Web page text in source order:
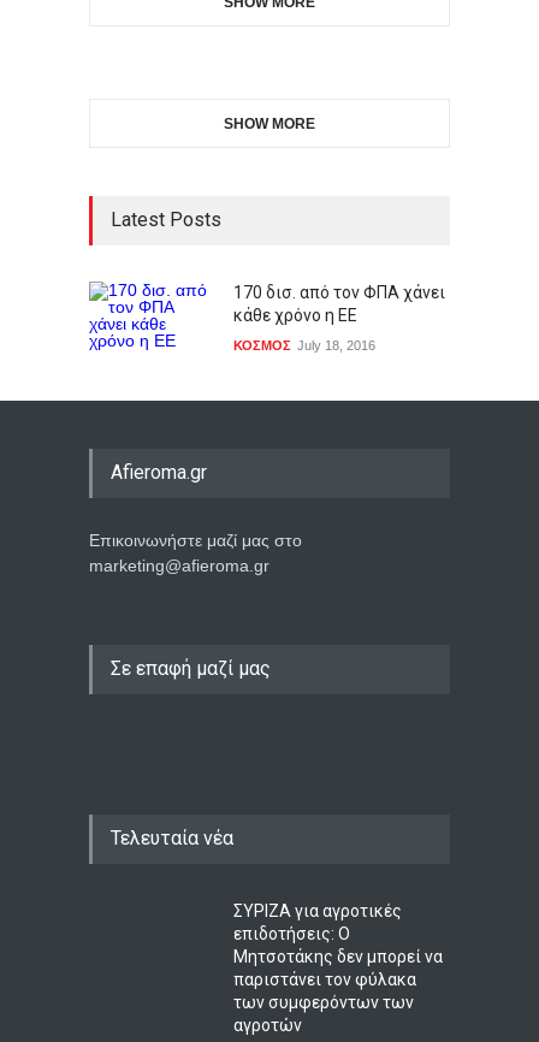
SHOW MORE
Latest Posts
170 δισ. από τον ΦΠΑ χάνει
κάθε χρόνο η ΕΕ
ΚΟΣΜΟΣ July 18, 2016
Afieroma.gr
Επικοινωνήστε μαζί μας στο
marketing@afieroma.gr
Σε επαφή μαζί μας
Τελευταία νέα
ΣΥΡΙΖΑ για αγροτικές
επιδοτήσεις: Ο
Μητσοτάκης δεν μπορεί να
παριστάνει τον φύλακα
των συμφερόντων των
αγροτών